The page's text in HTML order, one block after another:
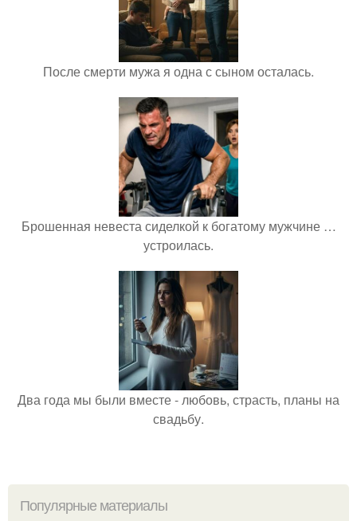
После смерти мужа я одна с сыном осталась.
Брошенная невеста сиделкой к богатому мужчине …
устроилась.
Два года мы были вместе - любовь, страсть, планы на
свадьбу.
Популярные материалы